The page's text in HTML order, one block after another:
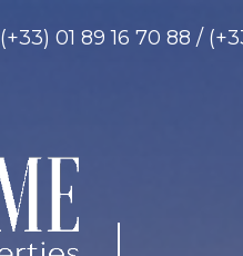
(+33) 01 89 16 70 88 /